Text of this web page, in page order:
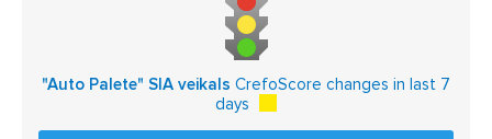
"Auto Palete" SIA veikals CrefoScore changes in last 7
days